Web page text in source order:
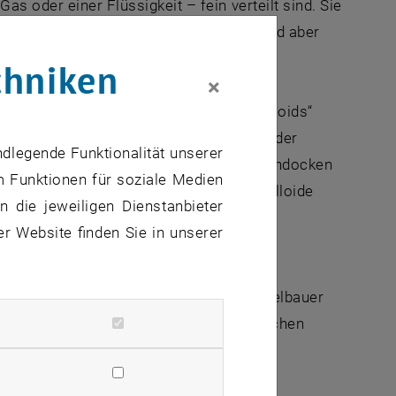
oder einer Flüssigkeit – fein verteilt sind. Sie
kleinen Fetttröpfchen in der Milch, sind aber
man heute sogenannte „Patchy Colloids“
Eigenschaften aufweisen als der Rest der
dass die Kolloide aneinander andocken
dann können sich viele Kolloide
ähnlich wie ein Kristall.
Physik untersuchten Günther Doppelbauer
Madrid, wie solche großen periodischen
×
Funktionalität unserer
Funktionen für soziale Medien
die jeweiligen Dienstanbieter
Website finden Sie in unserer